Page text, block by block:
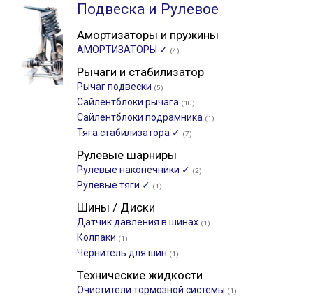
Подвеска и Рулевое
Амортизаторы и пружины
АМОРТИЗАТОРЫ ✓ (4)
Рычаги и стабилизатор
Рычаг подвески (5)
Сайлентблоки рычага (10)
Сайлентблоки подрамника (1)
Тяга стабилизатора ✓ (7)
Рулевые шарниры
Рулевые наконечники ✓ (2)
Рулевые тяги ✓ (1)
Шины / Диски
Датчик давления в шинах (1)
Колпаки (1)
Чернитель для шин (1)
Технические жидкости
Очистители тормозной системы (1)